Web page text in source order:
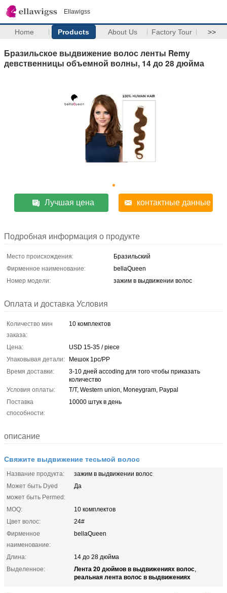
Ellawigss
Home Products About Us Factory Tour >>
Бразильское выдвижение волос ленты Remy
девственницы объемной волны, 14 до 28 дюйма
Лучшая цена контактные данные
Подробная информация о продукте
Место происхождения:
Бразильский
Фирменное наименование:
bellaQueen
Номер модели:
зажим в выдвижении волос
Оплата и доставка Условия
Количество мин
заказа:
10 комплектов
Цена:
USD 15-35 / piece
Упаковывая детали:
Мешок 1pc/PP
Время доставки:
3-10 дней accoding для того чтобы приказать
количество
Условия оплаты:
T/T, Western union, Moneygram, Paypal
Поставка
способности:
10000 штук в день
описание
Свяжите выдвижение тесьмой волос
Название продукта:
зажим в выдвижении волос
Может быть Dyed
может быть Permed:
Да
MOQ:
10 комплектов
Цвет волос:
24#
Фирменное
наименование:
bellaQueen
Длина:
14 до 28 дюйма
Выделенное:
Лента 20 дюймов в выдвижениях волос,
реальная лента волос в выдвижениях